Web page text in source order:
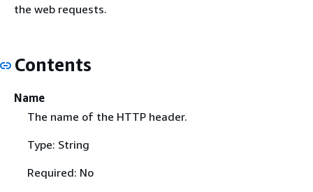
the web requests.
Contents
Name
The name of the HTTP header.
Type: String
Required: No